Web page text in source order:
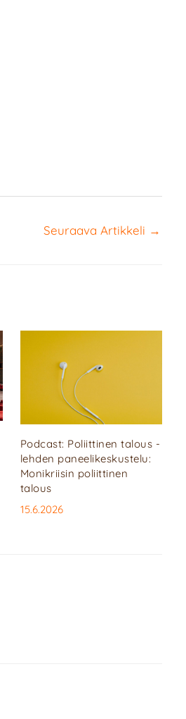
Seuraava Artikkeli →
Podcast: Poliittinen talous -
lehden paneelikeskustelu:
Monikriisin poliittinen
talous
15.6.2026